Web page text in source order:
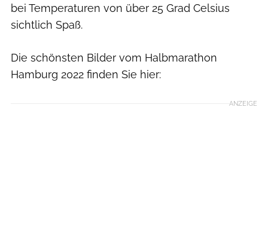
bei Temperaturen von über 25 Grad Celsius
sichtlich Spaß.
Die schönsten Bilder vom Halbmarathon
Hamburg 2022 finden Sie hier:
ANZEIGE